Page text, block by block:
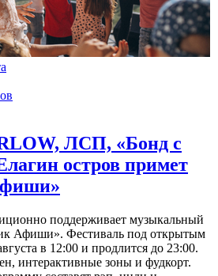
ЛСП, «Бонд с
остров примет
поддерживает музыкальный
Афиши». Фестиваль под открытым
в 12:00 и продлится до 23:00.
интерактивные зоны и фудкорт.